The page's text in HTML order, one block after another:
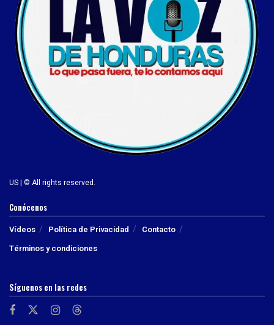
US | © All rights reserved.
Conócenos
Vídeos Política de Privacidad
Contacto
Términos y condiciones
Síguenos en las redes